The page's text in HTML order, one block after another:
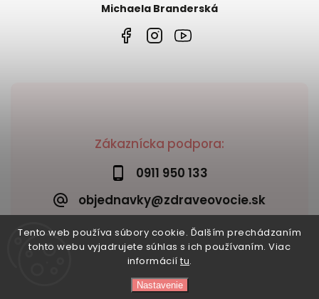
Tento web používa súbory cookie. Ďalším prechádzaním
tohto webu vyjadrujete súhlas s ich používaním. Viac
informácií tu.
Nastavenie
Zákaznícka podpora:
0911 950 133
objednavky@zdraveovocie.sk
Michaela Branderská
Zdravé ovocie. Všetky práva vyhradené.